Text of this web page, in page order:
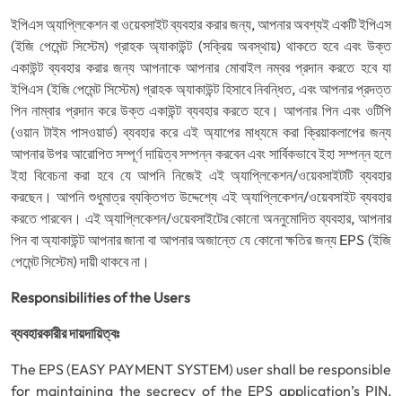
ইপিএস অ্যাপ্লিকেশন বা ওয়েবসাইট ব্যবহার করার জন্য, আপনার অবশ্যই একটি ইপিএস
(ইজি পেমেন্ট সিস্টেম) গ্রাহক অ্যাকাউন্ট (সক্রিয় অবস্থায়) থাকতে হবে এবং উক্ত
একাউন্ট ব্যবহার করার জন্য আপনাকে আপনার মোবাইল নম্বর প্রদান করতে হবে যা
ইপিএস (ইজি পেমেন্ট সিস্টেম) গ্রাহক অ্যাকাউন্ট হিসাবে নিবন্ধিত, এবং আপনার প্রদত্ত
পিন নাম্বার প্রদান করে উক্ত একাউন্ট ব্যবহার করতে হবে। আপনার পিন এবং ওটিপি
(ওয়ান টাইম পাসওয়ার্ড) ব্যবহার করে এই অ্যাপের মাধ্যমে করা ক্রিয়াকলাপের জন্য
আপনার উপর আরোপিত সম্পূর্ণ দায়িত্ব সম্পন্ন করবেন এবং সার্বিকভাবে ইহা সম্পন্ন হলে
ইহা বিবেচনা করা হবে যে আপনি নিজেই এই অ্যাপ্লিকেশন/ওয়েবসাইটটি ব্যবহার
করছেন। আপনি শুধুমাত্র ব্যক্তিগত উদ্দেশ্যে এই অ্যাপ্লিকেশন/ওয়েবসাইট ব্যবহার
করতে পারবেন। এই অ্যাপ্লিকেশন/ওয়েবসাইটের কোনো অননুমোদিত ব্যবহার, আপনার
পিন বা অ্যাকাউন্ট আপনার জানা বা আপনার অজান্তে যে কোনো ক্ষতির জন্য EPS (ইজি
পেমেন্ট সিস্টেম) দায়ী থাকবে না।
Responsibilities of the Users
ব্যবহারকারীর দায়দায়িত্বঃ
The EPS (EASY PAYMENT SYSTEM) user shall be responsible
for maintaining the secrecy of the EPS application’s PIN,